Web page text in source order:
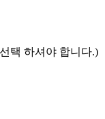
택 하셔야 합니다.)